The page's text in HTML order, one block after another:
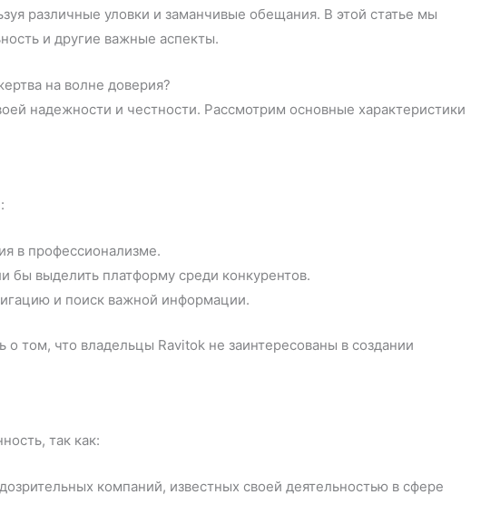
различные уловки и заманчивые обещания. В этой статье мы
и другие важные аспекты.
на волне доверия?
надежности и честности. Рассмотрим основные характеристики
в профессионализме.
бы выделить платформу среди конкурентов.
и поиск важной информации.
о том, что владельцы Ravitok не заинтересованы в создании
так как:
компаний, известных своей деятельностью в сфере